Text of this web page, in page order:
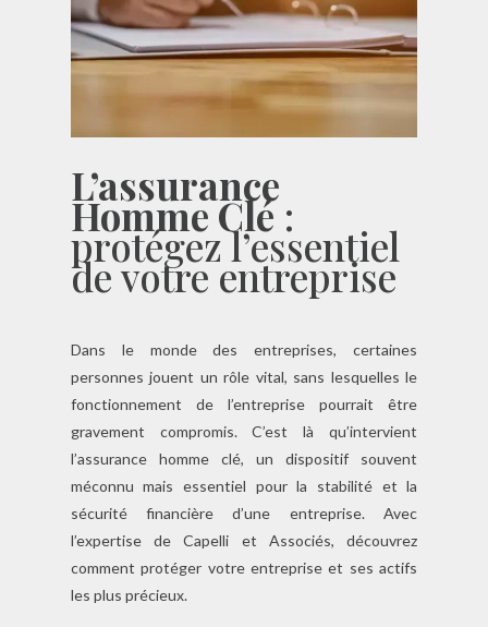
L’assurance
Homme Clé:
protégez l’essentiel
de votre entreprise
Dans le monde des entreprises, certaines
personnes jouent un rôle vital, sans lesquelles le
fonctionnement de l’entreprise pourrait être
gravement compromis. C’est là qu’intervient
l’assurance homme clé, un dispositif souvent
méconnu mais essentiel pour la stabilité et la
sécurité financière d’une entreprise. Avec
l’expertise de Capelli et Associés, découvrez
comment protéger votre entreprise et ses actifs
les plus précieux.